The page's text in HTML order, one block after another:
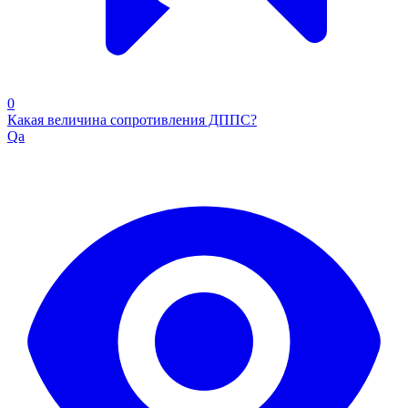
0
Какая величина сопротивления ДППС?
Qa